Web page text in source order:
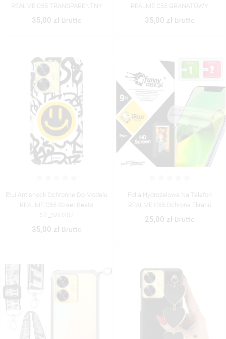
REALME C55 TRANSPARENTNY
35,00 zł Brutto
REALME C55 GRANATOWY
35,00 zł Brutto
Etui Antishock Ochronne Do Modelu
REALME C55 Street Beats
ST_SAB207
35,00 zł Brutto
Folia Hydrożelowa Na Telefon
REALME C55 Ochrona Ekranu
25,00 zł Brutto